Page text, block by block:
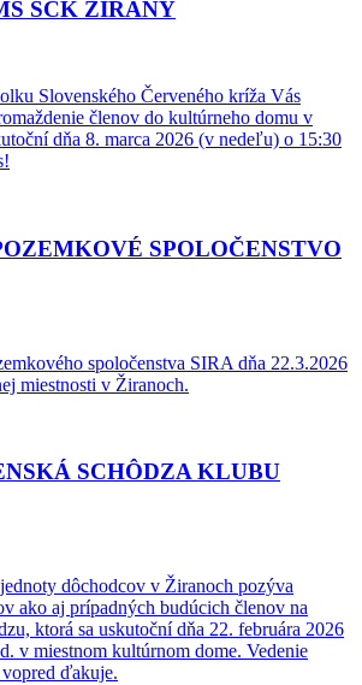
SČK ŽIRANY
Slovenského Červeného kríža Vás
členov do kultúrneho domu v
dňa 8. marca 2026 (v nedeľu) o 15:30
SPOLOČENSTVO
spoločenstva SIRA dňa 22.3.2026
miestnosti v Žiranoch.
SCHÔDZA KLUBU
dôchodcov v Žiranoch pozýva
ako aj prípadných budúcich členov na
ktorá sa uskutoční dňa 22. februára 2026
v miestnom kultúrnom dome. Vedenie
ďakuje.